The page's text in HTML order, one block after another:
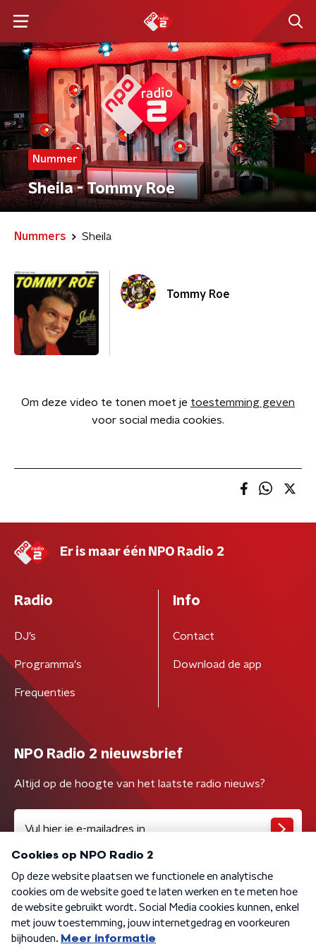
Nummer
Sheila - Tommy Roe
Nummers Sheila
Tommy Roe
Om deze video te tonen moet je toestemming geven
voor social media cookies.
Er is maar één NPO Radio 2
Radio
DJ’s
Programma's
Frequenties
Info
Contact
Download de app
NPO Radio 2 nieuwsbrief
Altijd op de hoogte van het laatste radio nieuws?
Algemene voorwaarden